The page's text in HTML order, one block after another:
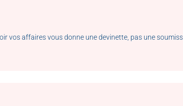
vos affaires vous donne une devinette, pas une